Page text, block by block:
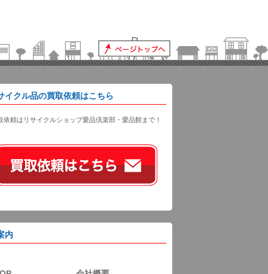
イクル品の買取依頼はこちら
依頼はリサイクルショップ愛品倶楽部・愛品館まで！
内